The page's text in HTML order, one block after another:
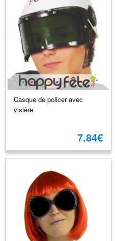
Casque de policer avec
visière
7.84€